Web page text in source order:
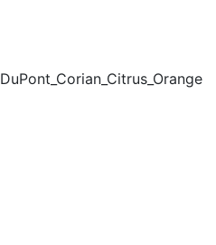
DuPont_Corian_Citrus_Orange